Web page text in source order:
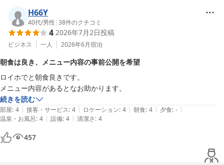
京急ＥＸホテル高輪（２０２６年２月２７日リニューアルオープ
ン）
2026-08-05
お客様に快適にお過ごしいただけておりましたら幸いでございま
す。
また品川へお越しの際は、ぜひ当ホテルをご利用くださいませ。ス
タッフ一同、心よりお待ちしております。
京急EXホテル高輪　フロント
京急ＥＸホテル高輪（２０２６年２月２７日リニューアルオープ
ン）
2026-08-05
H66Y
40代/男性 |38件のクチコミ
4 2026年7月2日投稿
ビジネス 一人 2026年6月宿泊
朝食は良き、メニュー内容の事前公開を希望
ロイホでと朝食良きです。
メニュー内容があるとなお助かります。
続きを読む
部屋: 4 | 接客・サービス: 4 | ロケーション: 4 | 朝食: 4 | 夕食: - |
温泉・お風呂: 4 | 設備: 4 | 清潔さ: 4
457